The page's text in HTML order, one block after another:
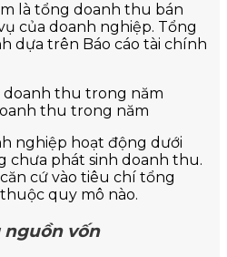
là tổng doanh thu bán
của doanh nghiệp. Tổng
dựa trên Báo cáo tài chính
thu trong năm
nghiệp hoạt động dưới
chưa phát sinh doanh thu.
cứ vào tiêu chí tổng
quy mô nào.
nguồn vốn